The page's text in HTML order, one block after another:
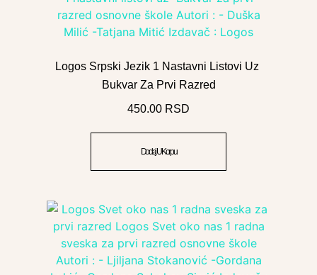
Logos Srpski Jezik 1 Nastavni Listovi Uz
Bukvar Za Prvi Razred
450.00 RSD
Dodaj U Korpu